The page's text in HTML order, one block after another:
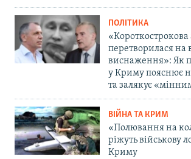
ПОЛІТИКА
«Короткострокова
перетворилася на
виснаження»: Як
у Криму пояснює
та залякує
ВІЙНА ТА КРИМ
«Полювання на
ріжуть військову
Криму